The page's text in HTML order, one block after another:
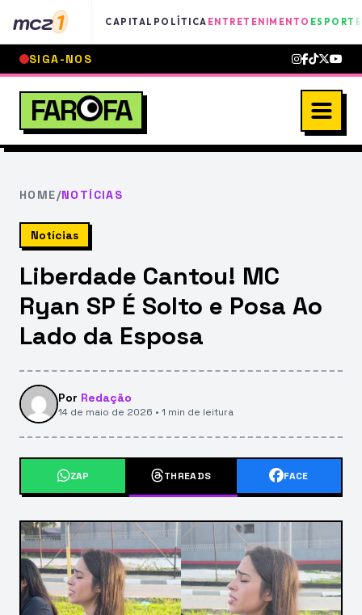
mcz1 CAPITAL POLÍTICA ENTRETENIMENTO
SIGA-NOS
FAR FA
HOME/NOTÍCIAS
Notícias
Liberdade Cantou! MC
Ryan SP É Solto e Posa Ao
Lado da Esposa
Por Redação
14 de maio de 2026 • 1 min de leitura
ZAP THREADS FACE